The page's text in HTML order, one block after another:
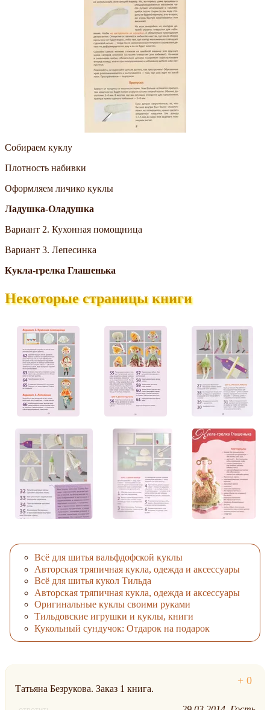
Собираем куклу
Плотность набивки
Оформляем личико куклы
Ладушка-Оладушка
Вариант 2. Кухонная помощница
Вариант 3. Лепесинка
Кукла-грелка Глашенька
Некоторые страницы книги
Всё для шитья вальфдофской куклы
Авторская тряпичная кукла, одежда и аксессуары
Всё для шитья кукол Тильда
Авторская тряпичная кукла, одежда и аксессуары
Оригинальные куклы своими руками
Тильдовские игрушки и куклы, книги
Кукольный сундучок: Отдарок на подарок
Татьяна Безрукова. Заказ 1 книга.